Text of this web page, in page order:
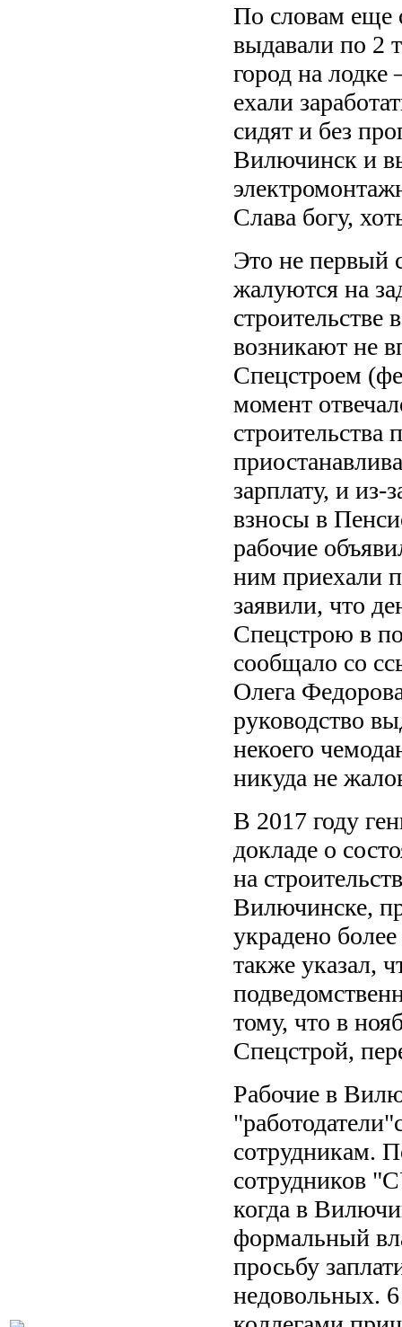
По словам еще
выдавали по 2
город на
ехали
сидят и без
Вилючинск и
Слава богу,
Это не первый
жалуются на
возникают не
Спецстроем
момент
зарплату, и из-
взносы в
рабочие
ним приехали
заявили, что
Спецстрою в
сообщало со
Олега
руководство
некоего
никуда не
В 2017 году
докладе о
на
Вилючинске,
украдено
также указал,
тому, что в
Спецстрой,
Рабочие в
сотрудникам.
сотрудников
когда в
формальный
просьбу
недовольных.